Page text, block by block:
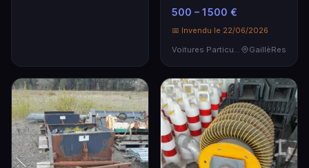
500 – 1 500 €
📅 Invendu le 22/06/2026
GaillèRes